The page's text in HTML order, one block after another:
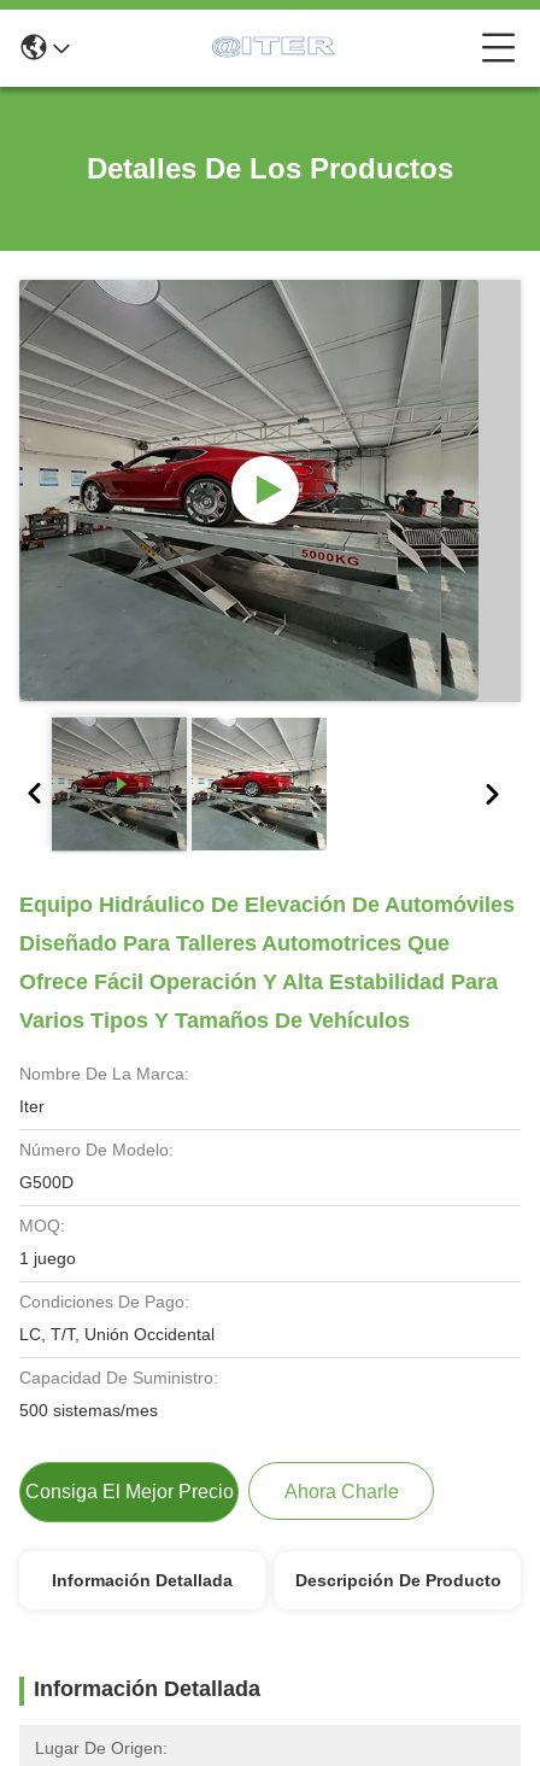
Detalles De Los Productos
Equipo Hidráulico De Elevación De Automóviles
Diseñado Para Talleres Automotrices Que
Ofrece Fácil Operación Y Alta Estabilidad Para
Varios Tipos Y Tamaños De Vehículos
Nombre De La Marca:
Iter
Número De Modelo:
G500D
MOQ:
1 juego
Condiciones De Pago:
LC, T/T, Unión Occidental
Capacidad De Suministro:
500 sistemas/mes
Consiga El Mejor Precio Ahora Charle
Información Detallada Descripción De Producto
Información Detallada
Lugar De Origen: